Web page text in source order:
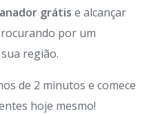
grátis e alcançar
por um
região.
de 2 minutos e comece
hoje mesmo!